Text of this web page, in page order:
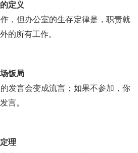
定义
，但办公室的生存定律是，职责就
的所有工作。
饭局
发言会变成流言；如果不参加，你
言。
理